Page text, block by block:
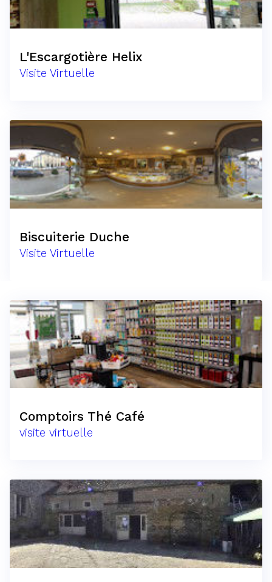
L'Escargotière Helix
Visite Virtuelle
Biscuiterie Duche
Visite Virtuelle
Comptoirs Thé Café
visite virtuelle